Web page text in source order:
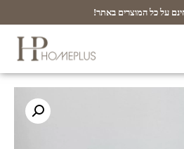
על כל המוצרים באתר!